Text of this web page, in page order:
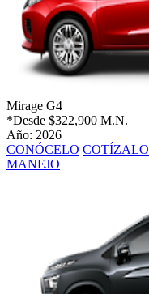
Mirage G4
*Desde $322,900 M.N.
Año: 2026
CONÓCELO COTÍZALO
MANEJO